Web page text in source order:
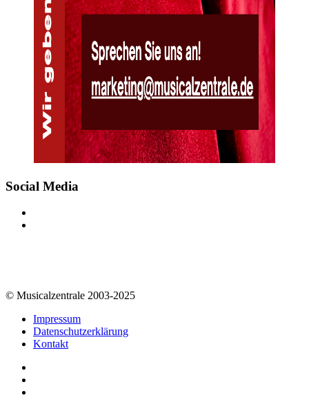
Social Media
© Musicalzentrale 2003-2025
Impressum
Datenschutzerklärung
Kontakt